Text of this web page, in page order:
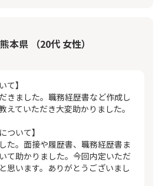
本県 （20代 女性）
て】
きました。職務経歴書など作成し
えていただき大変助かりました。
ついて】
た。面接や履歴書、職務経歴書ま
て助かりました。今回内定いただ
思います。ありがとうございまし